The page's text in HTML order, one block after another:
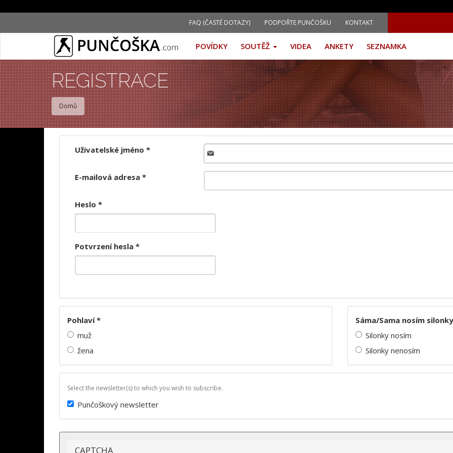
k
obsahu
FAQ (ČASTÉ DOTAZY) PODPOŘTE PUNČOŠKU KONTAKT
POVÍDKY SOUTĚŽ VIDEA ANKETY SEZNAMKA
REGISTRACE
Domů
Uživatelské jméno *
E-mailová adresa *
Heslo *
Potvrzení hesla *
Pohlaví*
muž
žena
Sáma/Sama nosím
Silonky nosím
Silonky nenosím
Select the newsletter(s) to which you wish to subscribe.
Punčoškový newsletter
CAPTCHA